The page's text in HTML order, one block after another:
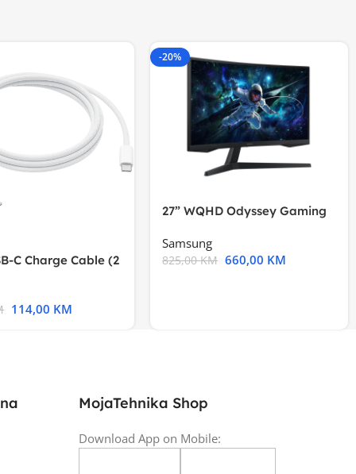
C Charge Cable (2
114,00 KM
-20%
27” WQHD Odyssey Gaming
Samsung
825,00KM 660,00 KM
MojaTehnika Shop
Download App on Mobile: